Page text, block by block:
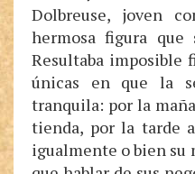
Dolbreuse, joven
hermosa figura que
Resultaba imposible
únicas en que la
tranquila: por la
tienda, por la tarde
igualmente o bien su